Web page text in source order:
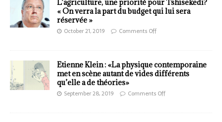
L’agriculture, une priorité pour Tshisekedi?
« On verra la part du budget qui lui sera
réservée »
October 21, 2019 Comments Off
Etienne Klein : «La physique contemporaine
met en scène autant de vides différents
qu’elle a de théories»
September 28, 2019 Comments Off